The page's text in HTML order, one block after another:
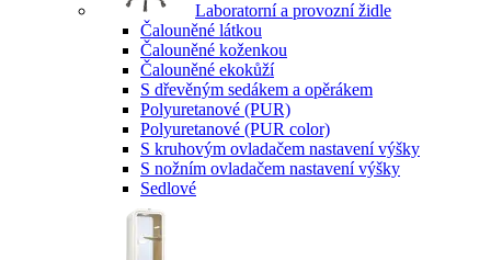
Laboratorní a provozní židle
Čalouněné látkou
Čalouněné koženkou
Čalouněné ekokůží
S dřevěným sedákem a opěrákem
Polyuretanové (PUR)
Polyuretanové (PUR color)
S kruhovým ovladačem nastavení výšky
S nožním ovladačem nastavení výšky
Sedlové